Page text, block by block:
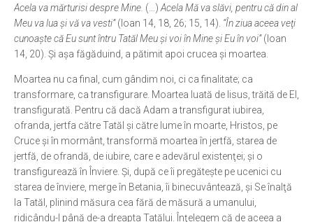
Casa curată
Adicții și vindecări
Gadgeturi cu două tăișuri
Bucătărie biblică
Interviuri
Puncte de Vedere
Acela va mărturisi despre Mine. (…) Acela Mă va slăvi, pentru că din al
Meu va lua şi vă va vesti”(Ioan 14, 18, 26; 15, 14). “În ziua aceea veţi
cunoaşte că Eu sunt întru Tatăl Meu şi voi în Mine şi Eu în voi”(Ioan
14, 20). Şi aşa făgăduind, a pătimit apoi crucea şi moartea.
Moartea nu ca final, cum gândim noi, ci ca finalitate; ca
transformare, ca transfigurare. Moartea luată de Iisus, trăită de El,
transfigurată. Pentru că dacă Adam a transfigurat iubirea,
ofranda, jertfa către Tatăl şi către lume în moarte, Hristos, pe
Cruce şi în mormânt, transformă moartea în jertfă, starea de
jertfă, de ofrandă, de iubire, care e adevărul existenţei; şi o
transfigurează în Înviere. Şi, după ce îi pregăteşte pe ucenici cu
starea de înviere, merge în Betania, îi binecuvântează, şi Se înalţă
la Tatăl, plinind măsura cea fără de măsură a umanului,
ridicându-l până de-a dreapta Tatălui. Înţelegem că de aceea a